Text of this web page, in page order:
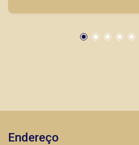
mesmo nos principais
Endereço